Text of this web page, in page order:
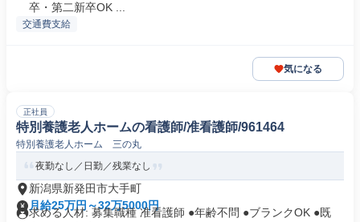
卒・第二新卒OK ...
交通費支給
気になる
正社員
特別養護老人ホームの看護師/准看護師/961464
特別養護老人ホーム 三の丸
夜勤なし／日勤／残業なし
新潟県新発田市大手町
月給25万円～32万5000円
求める人材: 募集職種 准看護師 ●年齢不問 ●ブランクOK ●既